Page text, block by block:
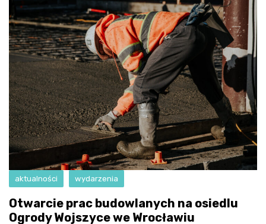
aktualności wydarzenia
Otwarcie prac budowlanych na osiedlu
Ogrody Wojszyce we Wrocławiu